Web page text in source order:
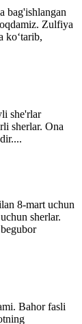
bag'ishlangan
Zulfiya
koʻtarib,
she'rlar
sherlar. Ona
8-mart uchun
sherlar.
Bahor fasli